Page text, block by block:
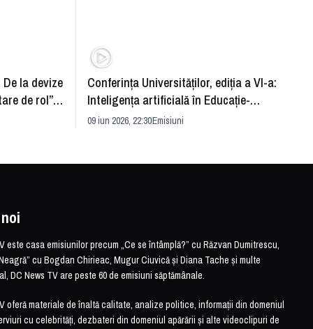
la devize
de rol”.
Conferința Universităților, ediția a VI-a:
Inteligența artificială în Educație-
soluție sau problemă?
09 iun 2026, 22:30Emisiuni
este casa emisiunilor precum „Ce se întâmplă?” cu Răzvan Dumitrescu,
cu Bogdan Chirieac, Mugur Ciuvică și Diana Tache și multe
DC News TV are peste 60 de emisiuni săptămânale.
oferă materiale de înaltă calitate, analize politice, informații din domeniul
cu celebrități, dezbateri din domeniul apărării și alte videoclipuri de